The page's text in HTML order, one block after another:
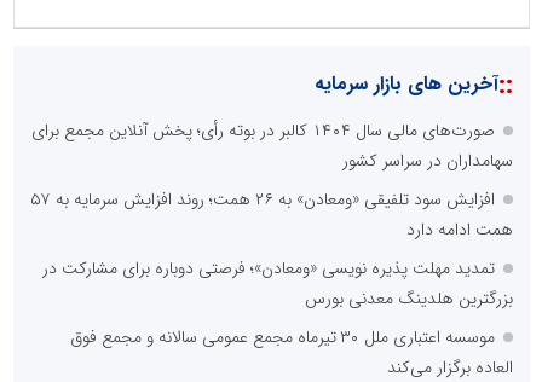
::آخرین های بازار سرمایه
صورت‌های مالی سال ۱۴۰۴ کالبر در بوته رأی؛ پخش آنلاین مجمع برای
سهامداران در سراسر کشور
افزایش سود تلفیقی «ومعادن» به ۲۶ همت؛ روند افزایش سرمایه به ۵۷
همت ادامه دارد
تمدید مهلت پذیره نویسی «ومعادن»؛ فرصتی دوباره برای مشارکت در
بزرگترین هلدینگ معدنی بورس
موسسه اعتباری ملل ۳۰ تیرماه مجمع عمومی سالانه و مجمع فوق
العاده برگزار می‌کند